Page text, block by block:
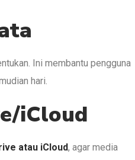
Ini membantu pengguna
hari.
iCloud
atau iCloud, agar media